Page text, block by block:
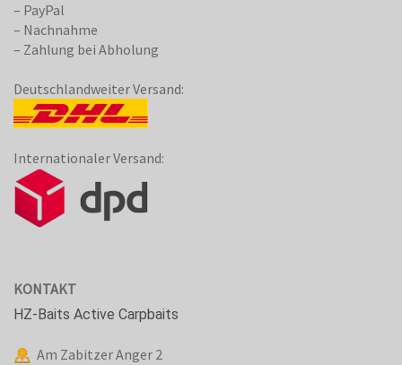
– PayPal
– Nachnahme
– Zahlung bei Abholung
Deutschlandweiter Versand:
Internationaler Versand:
KONTAKT
HZ-Baits Active Carpbaits
Am Zabitzer Anger 2